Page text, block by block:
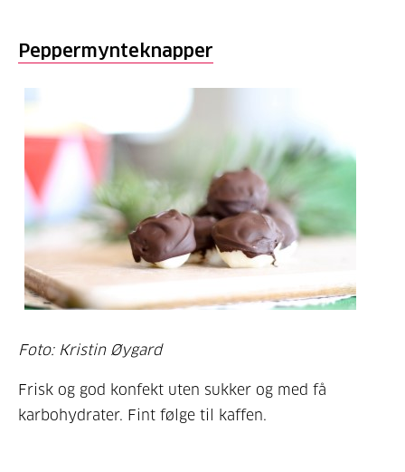
Peppermynteknapper
Foto: Kristin Øygard
Frisk og god konfekt uten sukker og med få
karbohydrater. Fint følge til kaffen.